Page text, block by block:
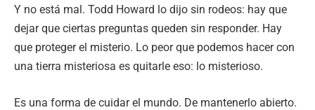
Y no está mal. Todd Howard lo dijo sin rodeos: hay que
dejar que ciertas preguntas queden sin responder. Hay
que proteger el misterio. Lo peor que podemos hacer con
una tierra misteriosa es quitarle eso: lo misterioso.
Es una forma de cuidar el mundo. De mantenerlo abierto.